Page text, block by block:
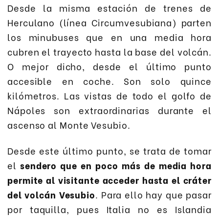
Desde la misma estación de trenes de
Herculano (línea Circumvesubiana) parten
los minubuses que en una media hora
cubren el trayecto hasta la base del volcán.
O mejor dicho, desde el último punto
accesible en coche. Son solo quince
kilómetros. Las vistas de todo el golfo de
Nápoles son extraordinarias durante el
ascenso al Monte Vesubio.
Desde este último punto, se trata de tomar
el sendero que en poco más de media hora
permite al visitante acceder hasta el cráter
del volcán Vesubio. Para ello hay que pasar
por taquilla, pues Italia no es Islandia